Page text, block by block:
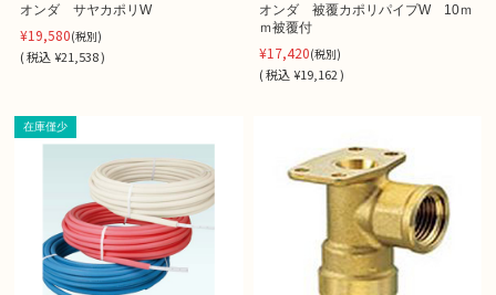
オンダ サヤカポリW
¥19,580(税別)
(税込¥21,538 )
オンダ 被覆カポリパイプW 10ｍ
ｍ被覆付
¥17,420(税別)
(税込 ¥19,162 )
在庫僅少